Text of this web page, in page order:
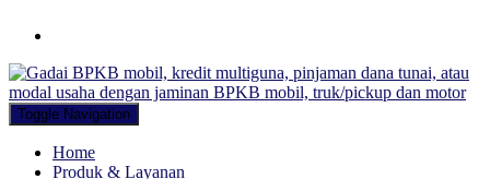
Toggle Navigation
Home
Produk & Layanan